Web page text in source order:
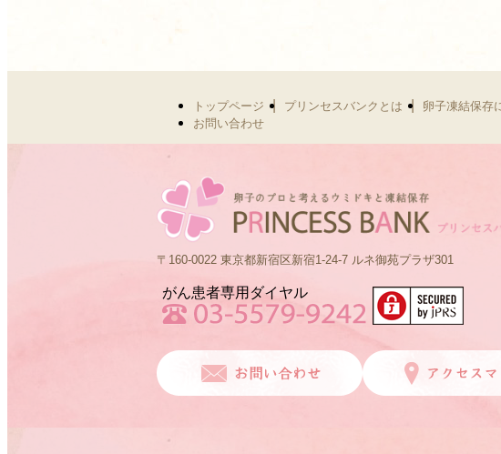
2025.01.27 営業時間拡大！のご案内
2024.12.26
【地方割】助成金の代わりに！超高コス
2024.11.01
け
2024.09.13
催！！※クライアント様向け
2024.03.22
【バリュープラン】10周年記念！お得な
2024.02.28
【メディア出演】NHKあさイチ ちゃん
い！「卵子凍結」
2024.02.15
トップページ | プリンセスバンクとは | 卵子凍結保存
お問い合わせ
〒160-0022 東京都新宿区新宿1-24-7 ルネ御苑プラザ301
がん患者専用ダイヤル